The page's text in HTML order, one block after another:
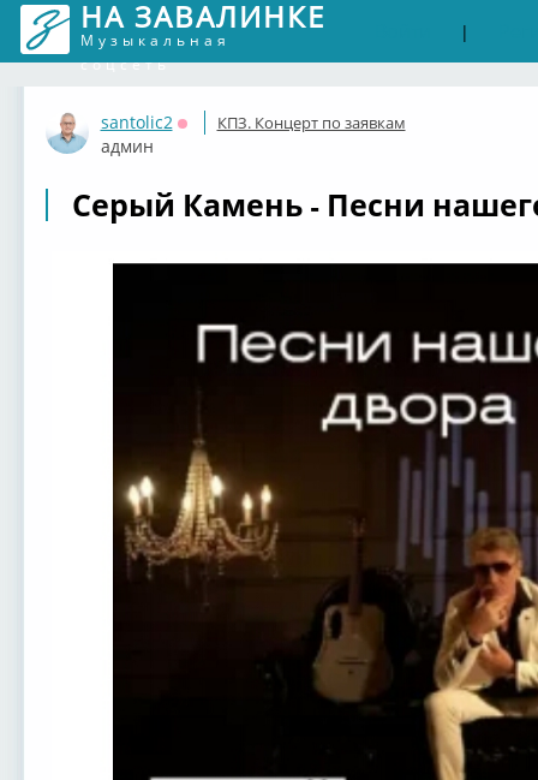
НА ЗАВАЛИНКЕ
Музыкальная
соцсеть
|
santolic2
Оффлайн
админ
КПЗ. Концерт по заявкам
Серый Камень - Песни